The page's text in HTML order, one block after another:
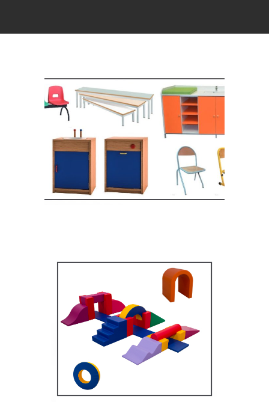
Equipement crèche et
maternelle
MOBILIER SCOLAIRE
Équipement pédagogique
MOBILIER SCOLAIRE